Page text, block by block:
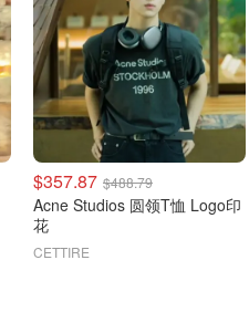
$357.87 $488.79
Acne Studios 圆领T恤 Logo印
花
CETTIRE